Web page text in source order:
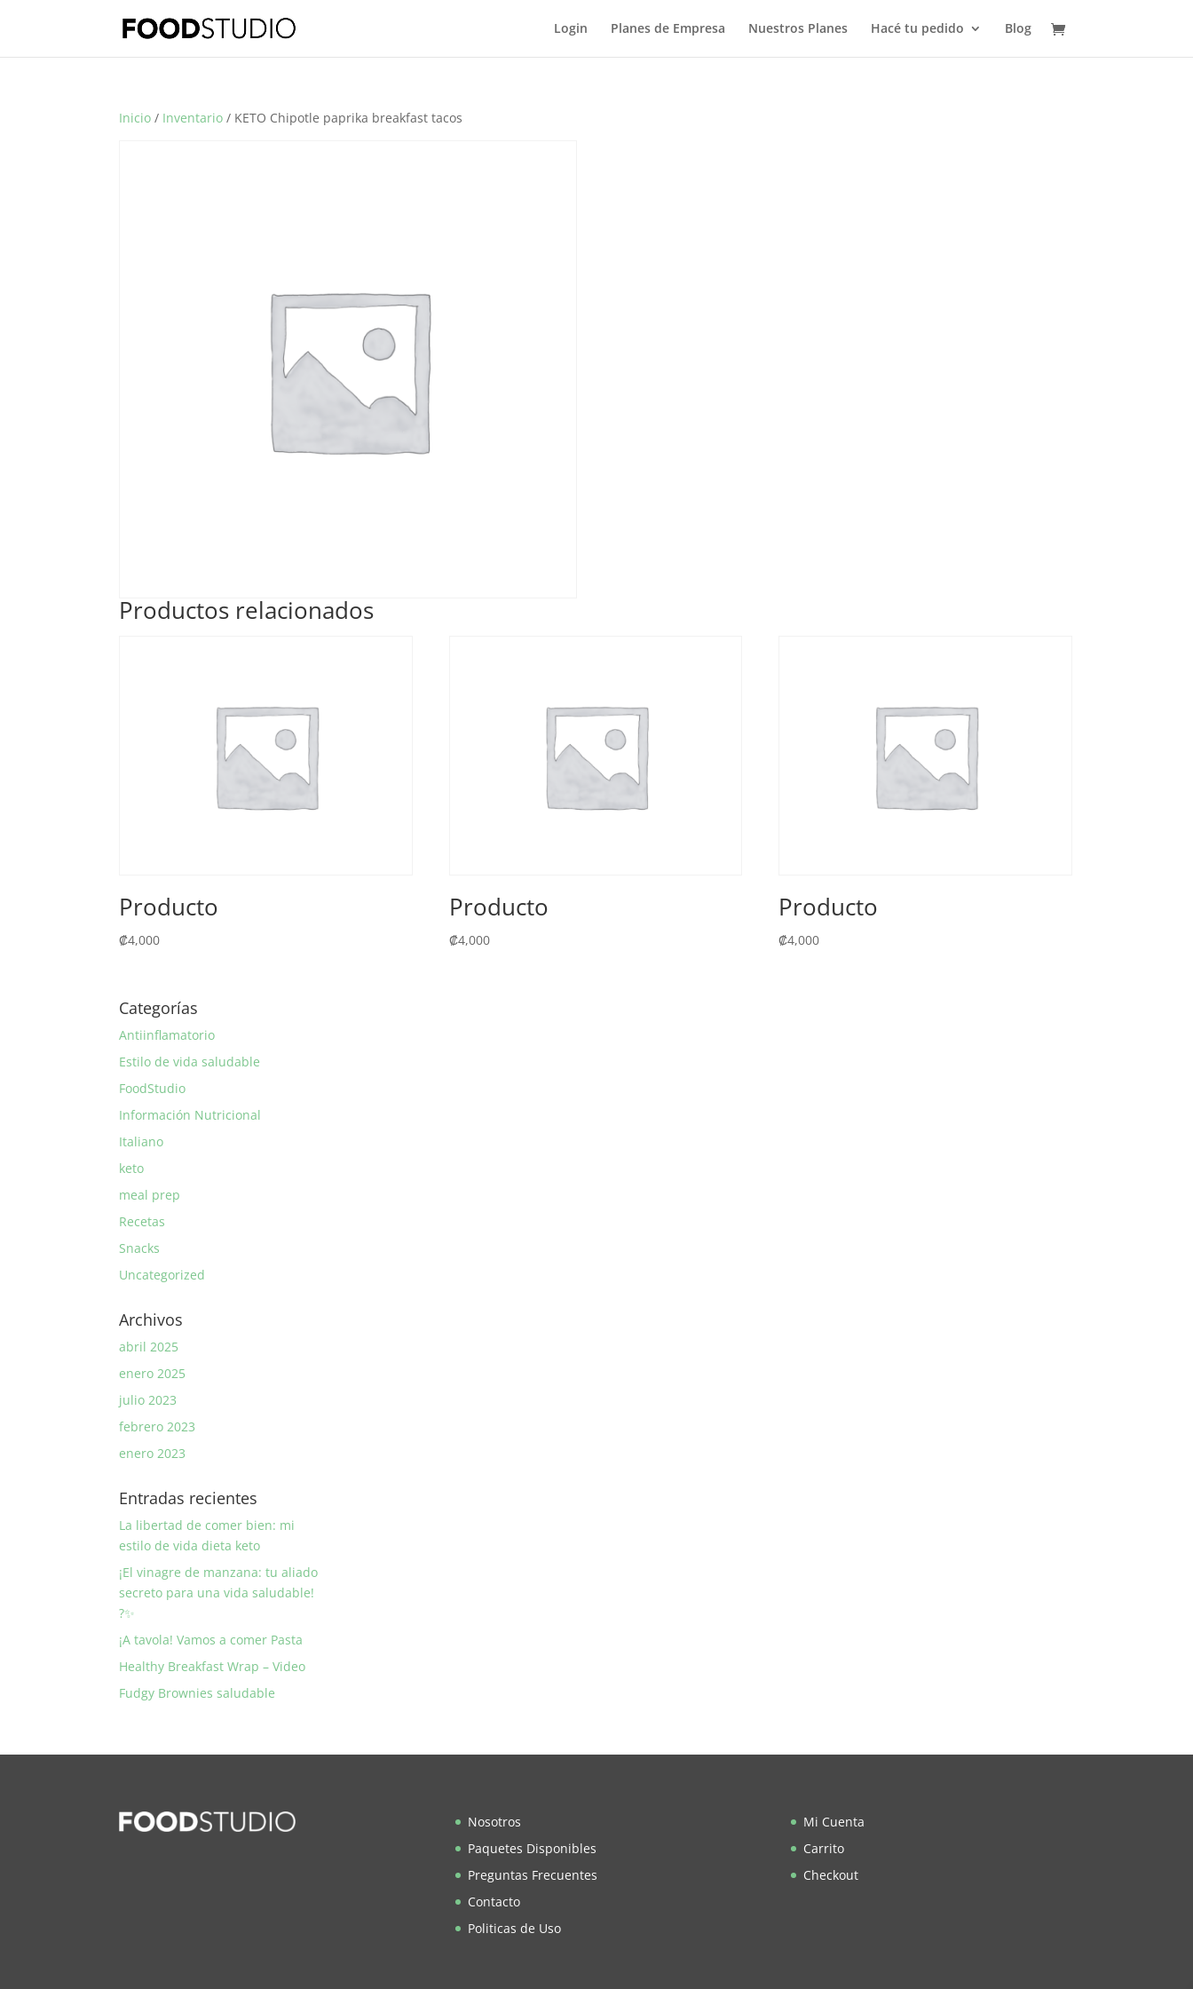
Login Planes de Empresa Nuestros Planes Hacé tu pedido Blog
Inicio / Inventario / KETO Chipotle paprika breakfast tacos
Productos relacionados
Producto
₡4,000
Producto
₡4,000
Producto
₡4,000
Categorías
Antiinflamatorio
Estilo de vida saludable
FoodStudio
Información Nutricional
Italiano
keto
meal prep
Recetas
Snacks
Uncategorized
Archivos
abril 2025
enero 2025
julio 2023
febrero 2023
enero 2023
Entradas recientes
La libertad de comer bien: mi
estilo de vida dieta keto
¡El vinagre de manzana: tu aliado
secreto para una vida saludable!
?✨
¡A tavola! Vamos a comer Pasta
Healthy Breakfast Wrap – Video
Fudgy Brownies saludable
Nosotros
Paquetes Disponibles
Preguntas Frecuentes
Contacto
Politicas de Uso
Mi Cuenta
Carrito
Checkout